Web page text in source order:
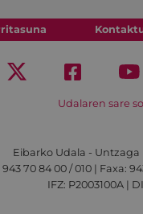
Udalaren sare
Eibarko Udala - Untzaga
943 70 84 00 / 010 | Faxa:
IFZ: P2003100A |